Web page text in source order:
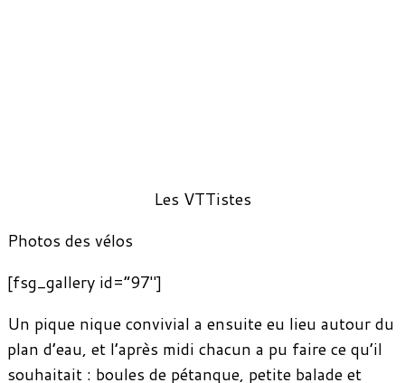
Les VTTistes
Photos des vélos
[fsg_gallery id=”97″]
Un pique nique convivial a ensuite eu lieu autour du
plan d’eau, et l’après midi chacun a pu faire ce qu’il
souhaitait : boules de pétanque, petite balade et